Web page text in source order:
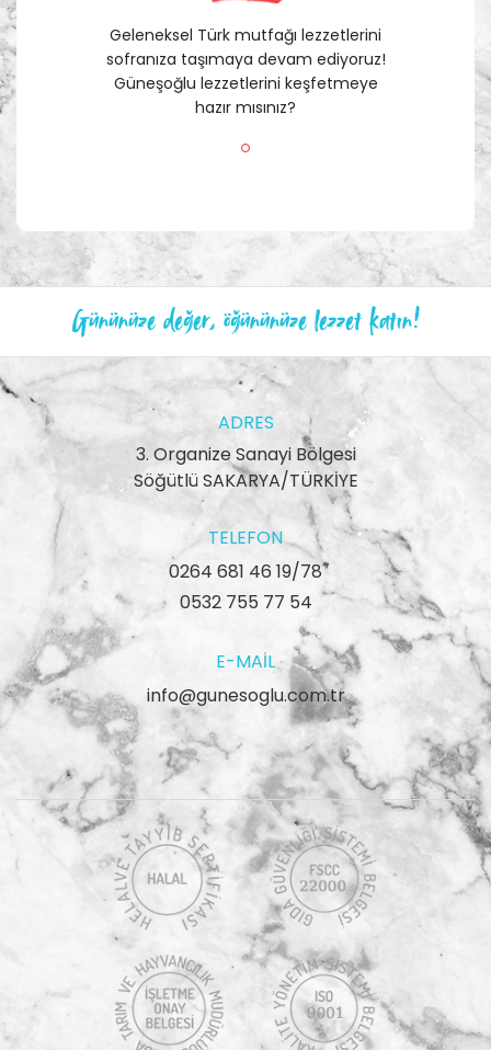
Geleneksel Türk mutfağı lezzetlerini
sofranıza taşımaya devam ediyoruz!
Güneşoğlu lezzetlerini keşfetmeye
hazır mısınız?
Gününüze değer, öğününüze lezzet katın!
ADRES
3. Organize Sanayi Bölgesi
Söğütlü SAKARYA/TÜRKİYE
TELEFON
0264 681 46 19/78
0532 755 77 54
E-MAIL
info@gunesoglu.com.tr